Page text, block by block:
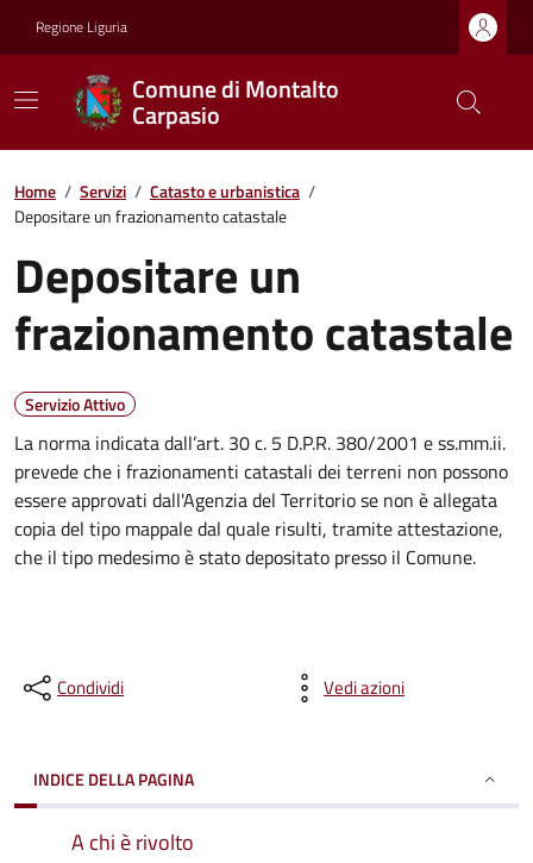
Regione Liguria
Comune di Montalto
Carpasio
Home / Servizi / Catasto e urbanistica /
Depositare un frazionamento catastale
Depositare un
frazionamento catastale
Servizio Attivo
La norma indicata dall’art. 30 c. 5 D.P.R. 380/2001 e ss.mm.ii.
prevede che i frazionamenti catastali dei terreni non possono
essere approvati dall'Agenzia del Territorio se non è allegata
copia del tipo mappale dal quale risulti, tramite attestazione,
che il tipo medesimo è stato depositato presso il Comune.
Condividi Vedi azioni
INDICE DELLA PAGINA
A chi è rivolto